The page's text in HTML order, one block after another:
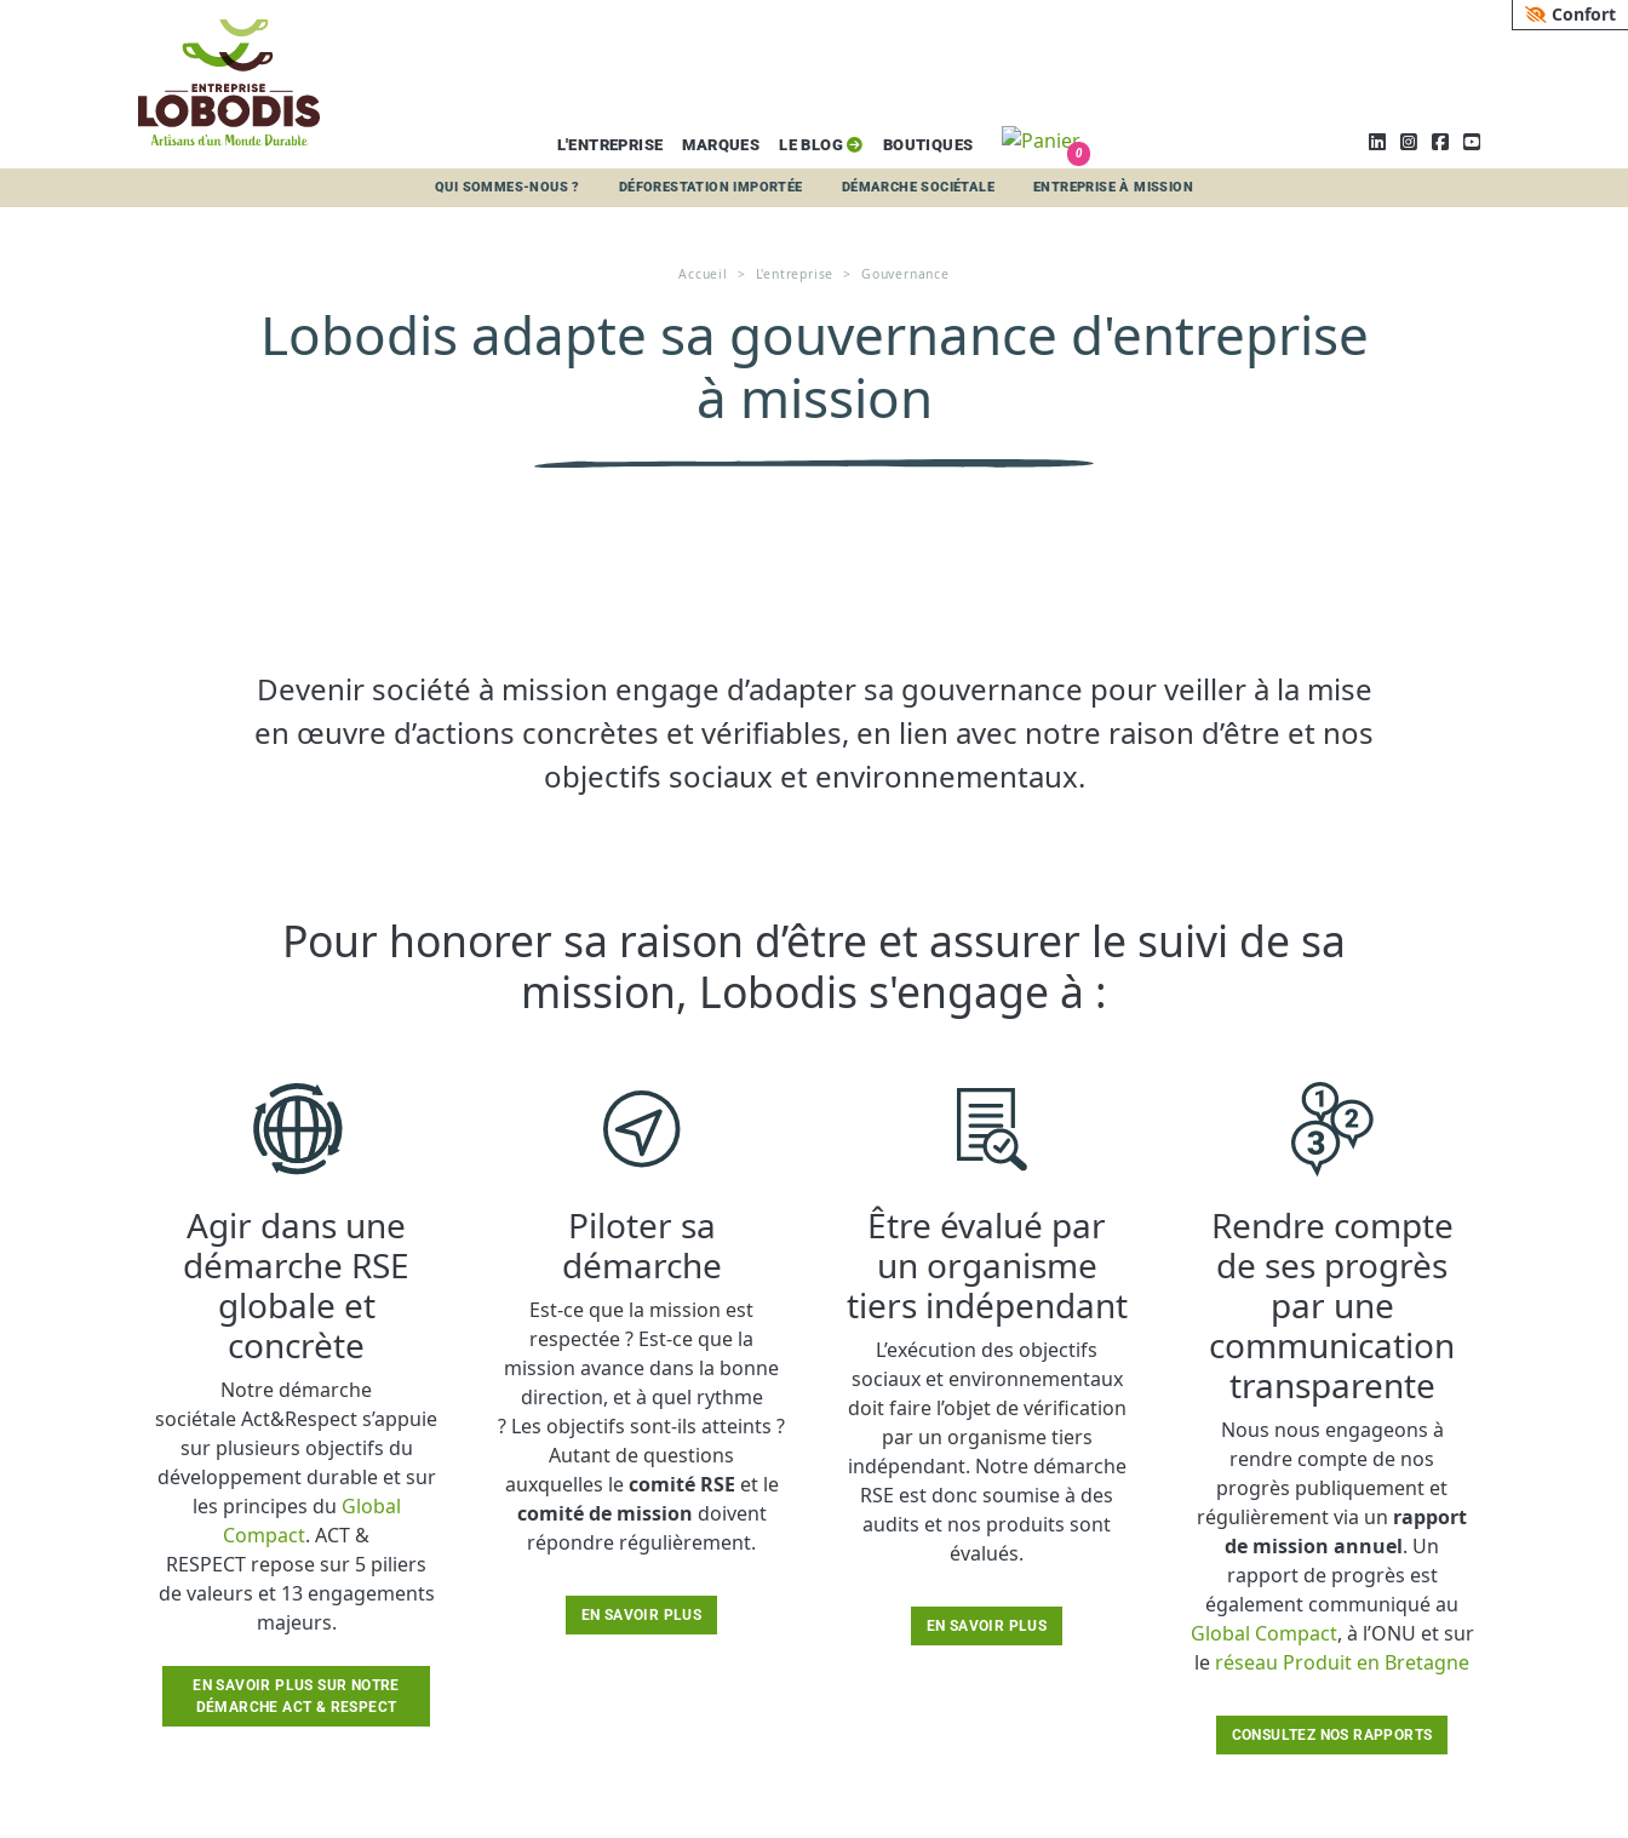
L'ENTREPRISE MARQUES LE BLOG BOUTIQUES 0
LOBODIS ADAPTE SA GOUVERNANCE D'ENTREPRISE À MISSION
QUI SOMMES-NOUS ? DÉFORESTATION IMPORTÉE DÉMARCHE SOCIÉTALE ENTREPRISE À MISSION
Accueil L'entreprise Gouvernance
Lobodis adapte sa gouvernance d'entreprise
à mission
Devenir société à mission engage d’adapter sa gouvernance pour veiller à la mise
en œuvre d’actions concrètes et vérifiables, en lien avec notre raison d’être et nos
objectifs sociaux et environnementaux.
Pour honorer sa raison d’être et assurer le suivi de sa
mission, Lobodis s'engage à :
Agir dans une
démarche RSE
globale et
concrète
Notre démarche
sociétale Act&Respect s’appuie
sur plusieurs objectifs du
développement durable et sur
les principes du Global
Compact. ACT &
RESPECT repose sur 5 piliers
de valeurs et 13 engagements
majeurs.
EN SAVOIR PLUS SUR NOTRE
DÉMARCHE ACT & RESPECT
Piloter sa
démarche
Est-ce que la mission est
respectée ? Est-ce que la
mission avance dans la bonne
direction, et à quel rythme
? Les objectifs sont-ils atteints ?
Autant de questions
auxquelles lecomité RSE et le
comité de mission doivent
répondre régulièrement.
EN SAVOIR PLUS
Être évalué par
un organisme
tiers indépendant
L’exécution des objectifs
sociaux et environnementaux
doit faire l’objet de vérification
par un organisme tiers
indépendant. Notre démarche
RSE est donc soumise à des
audits et nos produits sont
évalués.
EN SAVOIR PLUS
Rendre compte
de ses progrès
par une
communication
transparente
Nous nous engageons à
rendre compte de nos
progrès publiquement et
régulièrement via un rapport
de mission annuel. Un
rapport de progrès est
également communiqué au
Global Compact, à l’ONU et sur
le réseau Produit en Bretagne
CONSULTEZ NOS RAPPORTS
Confort
Panneau de gestion des cookies